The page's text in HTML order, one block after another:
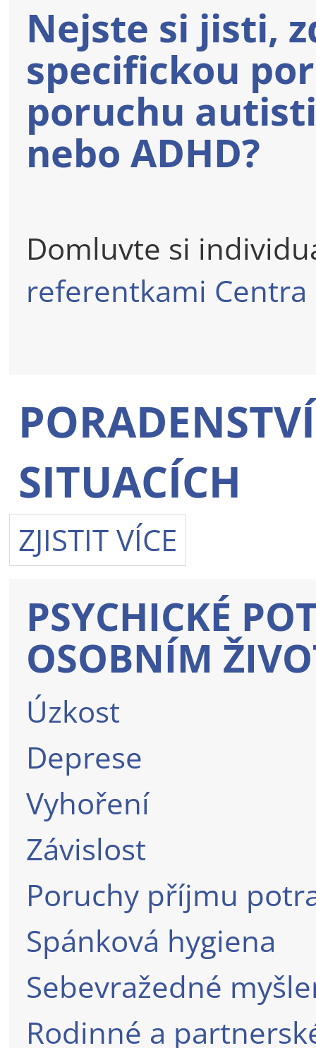
Nejste si jisti,
specifickou
poruchu
nebo ADHD?
Domluvte si
referentkami Centra
SITUACÍCH
ZJISTIT VÍCE
PSYCHICKÉ
OSOBNÍM
Úzkost
Deprese
Vyhoření
Závislost
Poruchy příjmu
Spánková hygiena
Sebevražedné
Rodinné a